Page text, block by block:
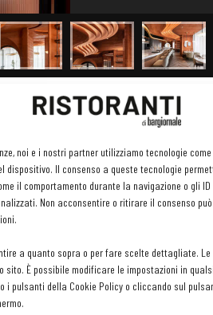
noi e i nostri partner utilizziamo tecnologie
dispositivo. Il consenso a queste tecnologie
il comportamento durante la navigazione o gli
Non acconsentire o ritirare il consenso
a quanto sopra o per fare scelte dettagliate.
sito. È possibile modificare le impostazioni in
i pulsanti della Cookie Policy o cliccando sul
altri 5 vincitori regionali. Sono:
AmericasRestaurant/Bar.
EuropeRestaurant/Bar.
AfricaRestaurant/Bar.
Australia & Pacific